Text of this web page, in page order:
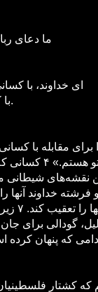
ما دعای
ای خداوند، با
با کسانی که با من می‌جنگند، بجنگ.
برای مقابله با
به روح من بگو:
نقشه‌های شیطانی
که پنهان کرده
که کشتار